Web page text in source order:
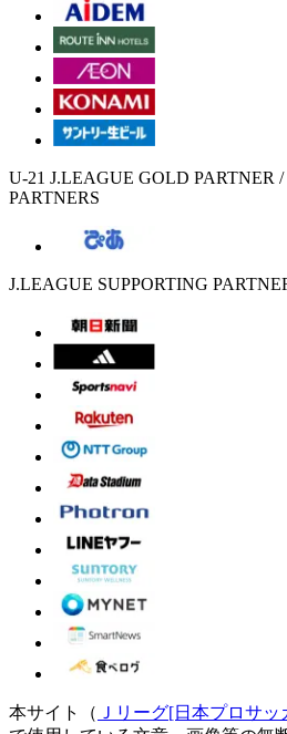
U-21 J.LEAGUE GOLD PARTNER
PARTNERS
J.LEAGUE SUPPORTING
本サイト（ Ｊリーグ[日本プロサ